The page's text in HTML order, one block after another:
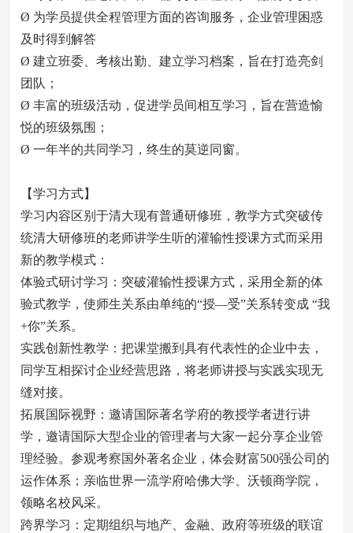
Ø 为学员提供全程管理方面的咨询服务，企业管理困惑
及时得到解答
Ø 建立班委、考核出勤、建立学习档案，旨在打造亮剑
团队；
Ø 丰富的班级活动，促进学员间相互学习，旨在营造愉
悦的班级氛围；
Ø 一年半的共同学习，终生的莫逆同窗。
【学习方式】
学习内容区别于清大现有普通研修班，教学方式突破传
统清大研修班的老师讲学生听的灌输性授课方式而采用
新的教学模式：
体验式研讨学习：突破灌输性授课方式，采用全新的体
验式教学，使师生关系由单纯的“授—受”关系转变成 “我
+你”关系。
实践创新性教学：把课堂搬到具有代表性的企业中去，
同学互相探讨企业经营思路，将老师讲授与实践实现无
缝对接。
拓展国际视野：邀请国际著名学府的教授学者进行讲
学，邀请国际大型企业的管理者与大家一起分享企业管
理经验。参观考察国外著名企业，体会财富500强公司的
运作体系；亲临世界一流学府哈佛大学、沃顿商学院，
领略名校风采。
跨界学习：定期组织与地产、金融、政府等班级的联谊